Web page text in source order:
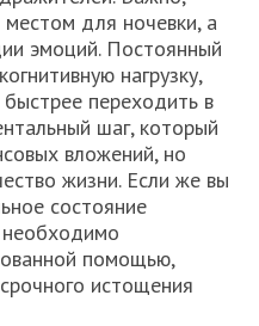
для ночевки, а
эмоций. Постоянный
нагрузку,
переходить в
шаг, который
вложений, но
жизни. Если же вы
состояние
помощью,
истощения